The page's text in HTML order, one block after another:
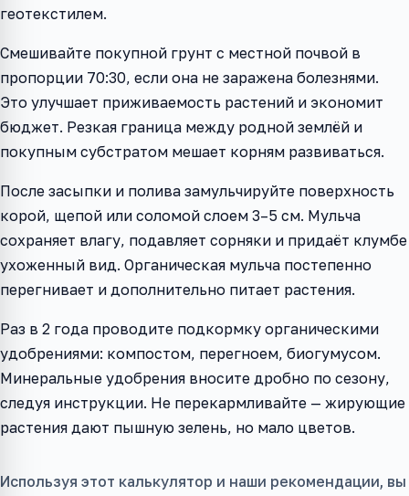
геотекстилем.
Смешивайте покупной грунт с местной почвой в
пропорции 70:30, если она не заражена болезнями.
Это улучшает приживаемость растений и экономит
бюджет. Резкая граница между родной землёй и
покупным субстратом мешает корням развиваться.
После засыпки и полива замульчируйте поверхность
корой, щепой или соломой слоем 3–5 см. Мульча
сохраняет влагу, подавляет сорняки и придаёт клумбе
ухоженный вид. Органическая мульча постепенно
перегнивает и дополнительно питает растения.
Раз в 2 года проводите подкормку органическими
удобрениями: компостом, перегноем, биогумусом.
Минеральные удобрения вносите дробно по сезону,
следуя инструкции. Не перекармливайте — жирующие
растения дают пышную зелень, но мало цветов.
Используя этот калькулятор и наши рекомендации, вы